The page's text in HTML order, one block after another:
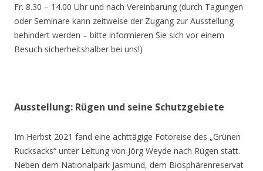
Fr. 8.30 – 14.00 Uhr und nach Vereinbarung (durch Tagungen
oder Seminare kann zeitweise der Zugang zur Ausstellung
behindert werden – bitte informieren Sie sich vor einem
Besuch sicherheitshalber bei uns!)
Ausstellung: Rügen und seine Schutzgebiete
Im Herbst 2021 fand eine achttägige Fotoreise des „Grünen
Rucksacks“ unter Leitung von Jörg Weyde nach Rügen statt.
Neben dem Nationalpark Jasmund, dem Biosphärenreservat